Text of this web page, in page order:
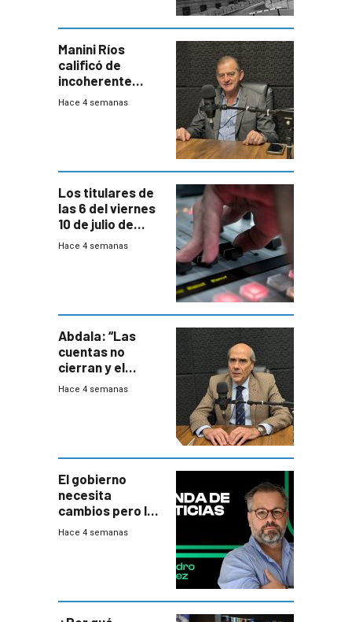
Manini Ríos
calificó de
incoherente
decisión de
Hace 4 semanas
Los titulares de
las 6 del viernes
10 de julio de
2026
Hace 4 semanas
Abdala: “Las
cuentas no
cierran y el
balance del
Hace 4 semanas
El gobierno
necesita
cambios pero los
ministros tienen
Hace 4 semanas